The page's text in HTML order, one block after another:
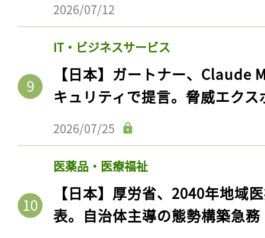
2026/07/12
IT・ビジネスサービス
【日本】ガートナー、Claude
キュリティで提言。脅威エク
2026/07/25
医薬品・医療福祉
【日本】厚労省、2040年地域
表。自治体主導の態勢構築急務
会員登録